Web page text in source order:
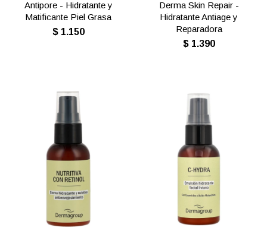
Antipore - Hidratante y
Matificante Piel Grasa
$ 1.150
Derma Skin Repair -
Hidratante Antiage y
Reparadora
$ 1.390